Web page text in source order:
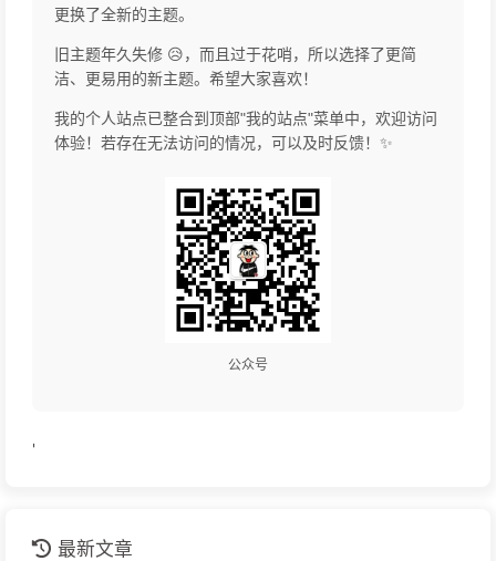
更换了全新的主题。
旧主题年久失修 😥，而且过于花哨，所以选择了更简
洁、更易用的新主题。希望大家喜欢！
我的个人站点已整合到顶部"我的站点"菜单中，欢迎访问
体验！若存在无法访问的情况，可以及时反馈！✨
公众号
'
最新文章